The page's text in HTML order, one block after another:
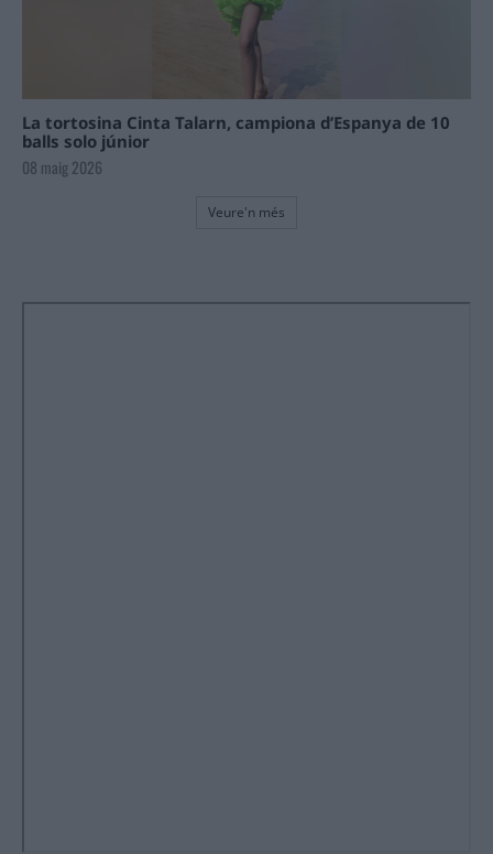
La tortosina Cinta Talarn, campiona d’Espanya de 10
balls solo júnior
08 maig 2026
Veure'n més